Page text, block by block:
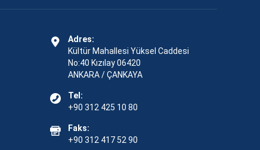
Adres:
Kültür Mahallesi Yüksel Caddesi
No:40 Kızılay 06420
ANKARA / ÇANKAYA
Tel:
+90 312 425 10 80
Faks:
+90 312 417 52 90